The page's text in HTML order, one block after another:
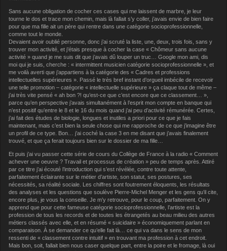
Sans aucune obligation de cocher ces cases qui me laissent de marbre, je leur
tourne le dos et trace mon chemin, mais là fallait s’y coller, j’avais envie de bien faire
pour que ma fille ait un père qui rentre dans une catégorie socioprofessionnelle,
comme tout le monde.
Devaient avoir oublié personne, donc j’ai scruté la liste, une, deux, trois fois, sans y
trouver mon activité, et j’étais presque à cocher la case « Chômeur sans aucune
activité » quand je me suis dit que j’avais dû louper un truc… Google mon ami, dis
moi qui je suis, cherche : « intermittent musicien catégorie socioprofessionnelle », et
me voilà averti que j’appartiens à la catégorie des « Cadres et professions
intellectuelles supérieures ». Passé le très bref instant d’orgueil imbécile de recevoir
une telle promotion – catégorie « intellectuelle supérieure » ça claque tout de même –
j’ai très vite pensé « ah bon ?! qu’est-ce que c’est encore que ce classement… »,
parce qu’en perspective j’avais simultanément à l’esprit mon compte en banque qui
n’est positif qu’entre le 8 et le 16 du mois quand j’ai peu d’activité rémunérée. Certes,
j’ai fait des études de biologie, longues et inutiles a priori pour ce que je fais
maintenant, mais c’est bien la seule chose qui me rapproche de ce que j’imagine être
un profil de ce type. Bon… j’ai coché la case 3 en me disant que j’avais finalement
trouvé, et que ça ferait toujours bien sur le dossier de ma fille…
Et puis j’ai vu passer cette série de cours du Collège de France à la radio « Comment
achever une oeuvre ? Travail et processus de création » peu de temps après. Attiré
par ce titre j’ai écouté l’introduction qui s’est révélée, contre toute attente,
parfaitement éclairante sur le métier d’artiste, son statut, ses postures, ses
nécessités, sa réalité sociale. Les chiffres sont foutrement éloquents, les résultats
des analyses et les questions que soulève Pierre-Michel Menger et les gens qu’il cite,
encore plus, je vous la conseille. Je m’y retrouve, pour le coup, parfaitement. On y
apprend que pour cette fameuse catégorie socioprofessionnelle, l’artiste est la
profession de tous les records et de toutes les étrangetés au beau milieu des autres
métiers classés avec elle, et en résumé « suicidaire » économiquement parlant en
comparaison. À se demander ce qu’elle fait là… ce qui va dans le sens de mon
ressenti de « classement contre intuitif » en trouvant ma profession à cet endroit.
Mais bon, soit, fallait bien nous caser quelque part, entre la poire et le fromage, là oui